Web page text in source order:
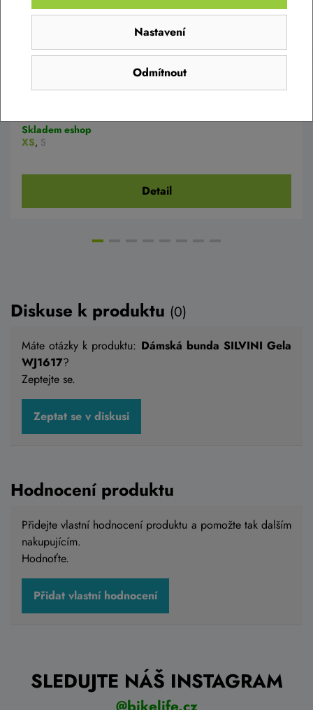
Dámská bunda SILVINI Vetta WJ1623 neon-
Skladem eshop
XS, S
Detail
Diskuse k produktu (0)
Máte otázky k produktu: Dámská bunda SILVINI Gela
WJ1617?
Zeptejte se.
Zeptat se v diskusi
Hodnocení produktu
Přidejte vlastní hodnocení produktu a pomožte tak dalším
nakupujícím.
Hodnoťte.
Přidat vlastní hodnocení
SLEDUJTE NÁŠ INSTAGRAM
Odmítnout
Nastavení